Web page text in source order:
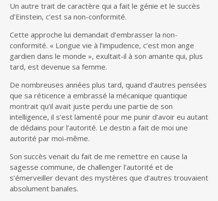
Un autre trait de caractère qui a fait le génie et le succès
d’Einstein, c’est sa non-conformité.
Cette approche lui demandait d’embrasser la non-
conformité. « Longue vie à l’impudence, c’est mon ange
gardien dans le monde », exultait-il à son amante qui, plus
tard, est devenue sa femme.
De nombreuses années plus tard, quand d’autres pensées
que sa réticence a embrassé la mécanique quantique
montrait qu’il avait juste perdu une partie de son
intelligence, il s’est lamenté pour me punir d’avoir eu autant
de dédains pour l’autorité. Le destin a fait de moi une
autorité par moi-même.
Son succès venait du fait de me remettre en cause la
sagesse commune, de challenger l’autorité et de
s’émerveiller devant des mystères que d’autres trouvaient
absolument banales.